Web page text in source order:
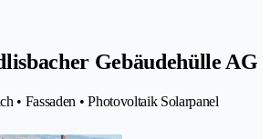
Gebäudehülle AG
• Fassaden • Photovoltaik Solarpanel